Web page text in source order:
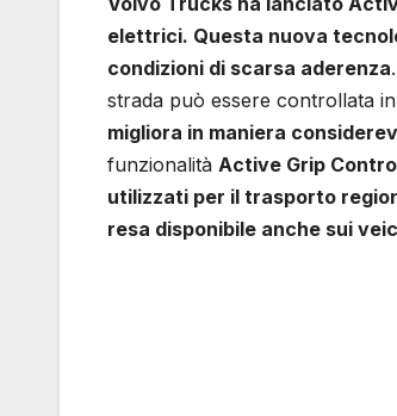
elettrici. Questa nuova
condizioni di scarsa aderenza
strada può essere controllata
migliora in maniera
funzionalità Active Grip
utilizzati per il trasporto
resa disponibile anche sui